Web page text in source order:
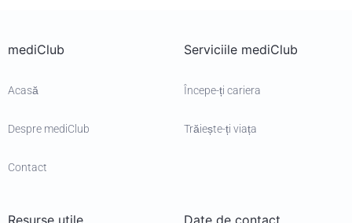
mediClub
Acasă
Despre mediClub
Contact
Serviciile mediClub
Începe-ți cariera
Trăiește-ți viața
Resurse utile Date de contact